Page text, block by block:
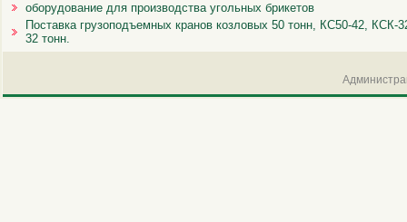
оборудование для производства угольных брикетов
Поставка грузоподъемных кранов козловых 50 тонн, КС50-42,
32 тонн.